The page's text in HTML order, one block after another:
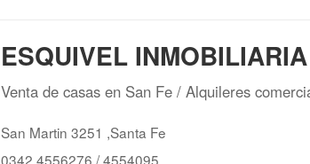
ESQUIVEL INMOBILIARIA
Venta de casas en San Fe/ Alquileres
San Martin 3251 ,Santa Fe
0342 4556276 / 4554095